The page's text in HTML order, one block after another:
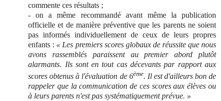
commente ces résultats ;
- on a même recommandé avant même la publication
officielle et de manière préventive que les parents ne soient
pas informés individuellement de ceux de leurs propres
enfants : « Les premiers scores globaux de réussite que nous
avons rassemblés paraissent au premier abord plutôt
alarmants. Ils sont en tout cas décevants par rapport aux
scores obtenus à l'évaluation de 6ème. Il est d'ailleurs bon de
rappeler que la communication de ces scores aux élèves ou
à leurs parents n'est pas systématiquement prévue. »